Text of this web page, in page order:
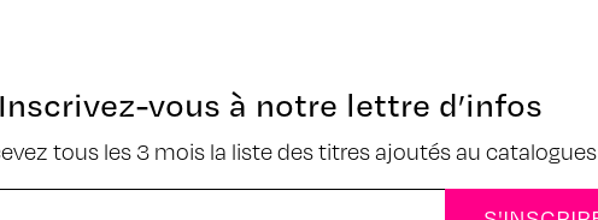
Inscrivez-vous à notre lettre d’infos
tous les 3 mois la liste des titres ajoutés au catalogues